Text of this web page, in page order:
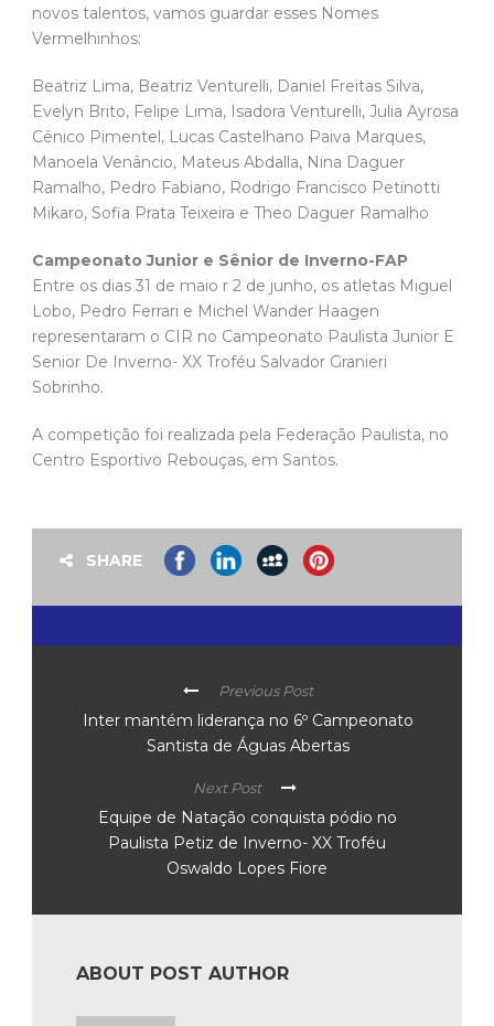
novos talentos, vamos guardar esses Nomes
Vermelhinhos:
Beatriz Lima, Beatriz Venturelli, Daniel Freitas Silva,
Evelyn Brito, Felipe Lima, Isadora Venturelli, Julia Ayrosa
Cênico Pimentel, Lucas Castelhano Paiva Marques,
Manoela Venâncio, Mateus Abdalla, Nina Daguer
Ramalho, Pedro Fabiano, Rodrigo Francisco Petinotti
Mikaro, Sofia Prata Teixeira e Theo Daguer Ramalho
Campeonato Junior e Sênior de Inverno-FAP
Entre os dias 31 de maio r 2 de junho, os atletas Miguel
Lobo, Pedro Ferrari e Michel Wander Haagen
representaram o CIR no Campeonato Paulista Junior E
Senior De Inverno- XX Troféu Salvador Granieri
Sobrinho.
A competição foi realizada pela Federação Paulista, no
Centro Esportivo Rebouças, em Santos.
SHARE
Previous Post
Inter mantém liderança no 6º Campeonato
Santista de Águas Abertas
Next Post
Equipe de Natação conquista pódio no
Paulista Petiz de Inverno- XX Troféu
Oswaldo Lopes Fiore
ABOUT POST AUTHOR